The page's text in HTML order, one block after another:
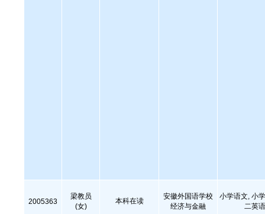
2005363
梁教员
(女)
本科在读
安徽外国语学校
经济与金融
小学语文, 小
二英